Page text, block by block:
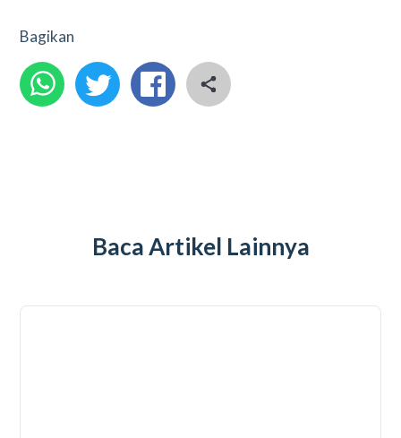
Bagikan
Baca Artikel Lainnya